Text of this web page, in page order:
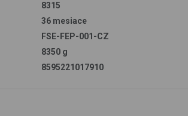
8315
36 mesiace
FSE-FEP-001-CZ
8350 g
8595221017910